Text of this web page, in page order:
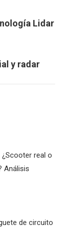
Lidar
y radar
¿Scooter real o
Análisis
de circuito